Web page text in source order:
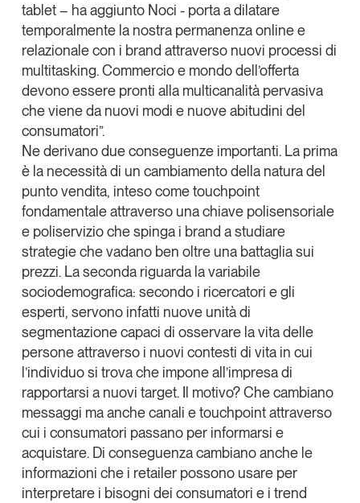
tablet – ha aggiunto Noci - porta adilatare
temporalmente la nostra permanenza online e
relazionale con i brand attraverso nuovi processi di
multitasking. Commercio e mondo dell’offerta
devono essere pronti alla multicanalità pervasiva
che viene da nuovi modi e nuove abitudini del
consumatori”.
Ne derivanodue conseguenze importanti. La prima
è la necessità di un cambiamento della natura del
punto vendita, inteso come touchpoint
fondamentale attraverso una chiave polisensoriale
e poliservizioche spinga i brand a studiare
strategie che vadano ben oltre una battaglia sui
prezzi. La seconda riguarda lavariabile
sociodemografica: secondo i ricercatori e gli
esperti, servono infatti nuove unità di
segmentazione capaci di osservare la vita delle
persone attraverso i nuovi contesti di vitain cui
l’individuo si trova che impone all’impresa di
rapportarsi a nuovi target. Il motivo? Checambiano
messaggi ma anche canali e touchpoint attraverso
cui i consumatori passano per informarsi e
acquistare. Di conseguenza cambiano anche le
informazioni che i retailer possono usare per
interpretare i bisogni dei consumatori e i trend